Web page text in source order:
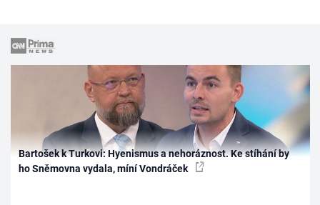
Bartošek k Turkovi: Hyenismus a nehoráznost. Ke stíhání by
ho Sněmovna vydala, míní Vondráček